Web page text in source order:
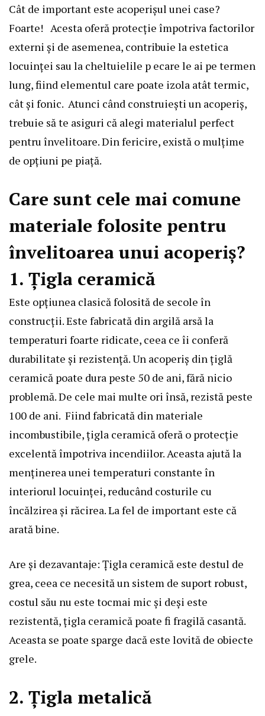
Cât de important este acoperișul unei case?
Foarte! Acesta oferă protecție împotriva factorilor
externi și de asemenea, contribuie la estetica
locuinței sau la cheltuielile p ecare le ai pe termen
lung, fiind elementul care poate izola atât termic,
cât și fonic. Atunci când construiești un acoperiș,
trebuie să te asiguri că alegi materialul perfect
pentru învelitoare. Din fericire, există o mulțime
de opțiuni pe piață.
Care sunt cele mai comune
materiale folosite pentru
învelitoarea unui acoperiș?
1. Țigla ceramică
Este opțiunea clasică folosită de secole în
construcții. Este fabricată din argilă arsă la
temperaturi foarte ridicate, ceea ce îi conferă
durabilitate și rezistență. Un acoperiș din țiglă
ceramică poate dura peste 50 de ani, fără nicio
problemă. De cele mai multe ori însă, rezistă peste
100 de ani. Fiind fabricată din materiale
incombustibile, țigla ceramică oferă o protecție
excelentă împotriva incendiilor. Aceasta ajută la
menținerea unei temperaturi constante în
interiorul locuinței, reducând costurile cu
încălzirea și răcirea. La fel de important este că
arată bine.
Are și dezavantaje: Țigla ceramică este destul de
grea, ceea ce necesită un sistem de suport robust,
costul său nu este tocmai mic și deși este
rezistentă, țigla ceramică poate fi fragilă casantă.
Aceasta se poate sparge dacă este lovită de obiecte
grele.
2. Țigla metalică